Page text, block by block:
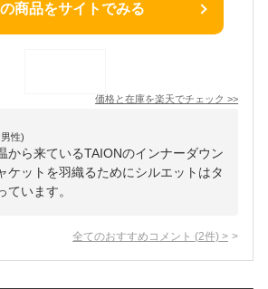
商品をサイトでみる
価格と在庫を楽天でチェック >>
性)
から来ているTAIONのインナーダウン
ケットを羽織るためにシルエットはタ
ています。
全てのおすすめコメント (2件) >